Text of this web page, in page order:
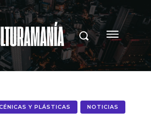
Y PLÁSTICAS NOTICIAS